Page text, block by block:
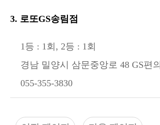
3. 로또GS송림점
1등 : 1회, 2등 : 1회
경남 밀양시 삼문중앙로 48 GS편
055-355-3830